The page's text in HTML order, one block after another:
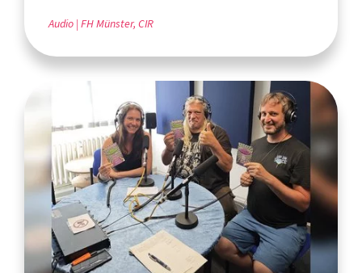
Audio FH Münster, CIR